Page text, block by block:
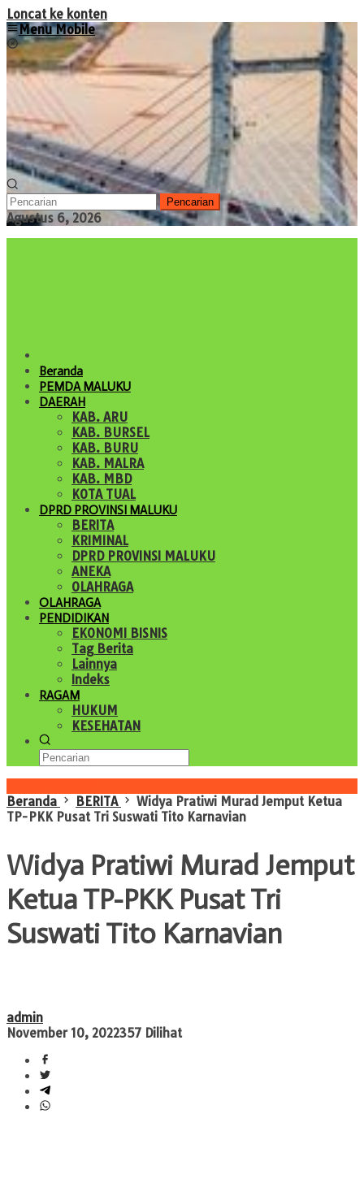
Loncat ke konten
Menu Mobile
Pencarian
Agustus 6, 2026
Beranda
PEMDA MALUKU
DAERAH
KAB. ARU
KAB. BURSEL
KAB. BURU
KAB. MALRA
KAB. MBD
KOTA TUAL
DPRD PROVINSI MALUKU
BERITA
KRIMINAL
DPRD PROVINSI MALUKU
ANEKA
OLAHRAGA
OLAHRAGA
PENDIDIKAN
EKONOMI BISNIS
Tag Berita
Lainnya
Indeks
RAGAM
HUKUM
KESEHATAN
Beranda
BERITA
Widya Pratiwi Murad Jemput Ketua
TP-PKK Pusat Tri Suswati Tito Karnavian
Widya Pratiwi Murad Jemput
Ketua TP-PKK Pusat Tri
Suswati Tito Karnavian
admin
November 10, 2022357 Dilihat